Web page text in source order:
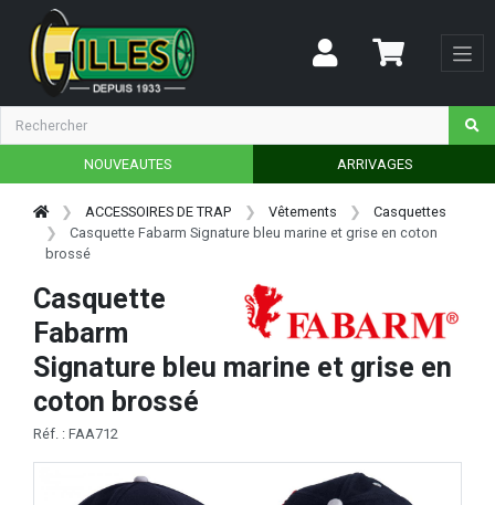
NOUVEAUTES ARRIVAGES
ACCESSOIRES DE TRAP Vêtements
Casquettes
Casquette Fabarm Signature bleu marine et grise en coton
brossé
Casquette
Fabarm
Signature bleu marine et grise en
coton brossé
Réf. : FAA712